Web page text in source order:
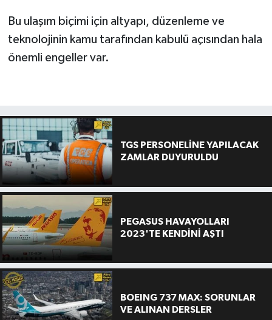
Bu ulaşım biçimi için altyapı, düzenleme ve
teknolojinin kamu tarafından kabulü açısından hala
önemli engeller var.
TGS PERSONELİNE YAPILACAK
ZAMLAR DUYURULDU
PEGASUS HAVAYOLLARI
2023'TE KENDİNİ AŞTI
BOEING 737 MAX: SORUNLAR
VE ALINAN DERSLER